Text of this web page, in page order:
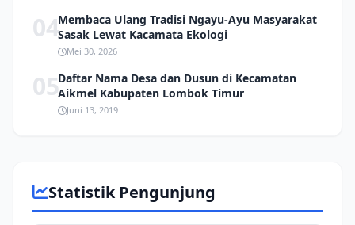
04Membaca Ulang Tradisi Ngayu-Ayu Masyarakat
Sasak Lewat Kacamata Ekologi
Mei 30, 2026
05Daftar Nama Desa dan Dusun di Kecamatan
Aikmel Kabupaten Lombok Timur
Juni 13, 2019
Statistik Pengunjung